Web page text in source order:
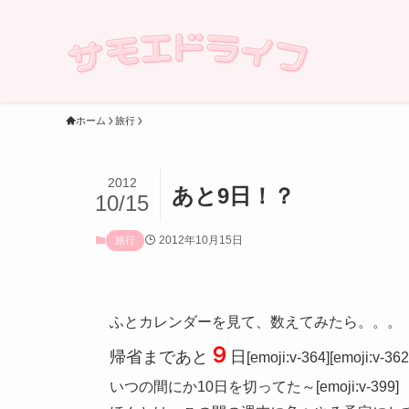
ホーム 旅行
あと9日！？
2012
10/15
旅行 2012年10月15日
ふとカレンダーを見て、数えてみたら。。。
帰省まであと ９ 日 [emoji:v-364][emoji:v-
いつの間にか10日を切ってた～[emoji:v-399]